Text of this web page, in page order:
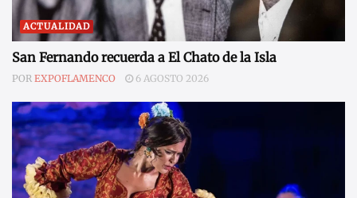
ACTUALIDAD
San Fernando recuerda a El Chato de la Isla
POR EXPOFLAMENCO 6 AGOSTO 2026